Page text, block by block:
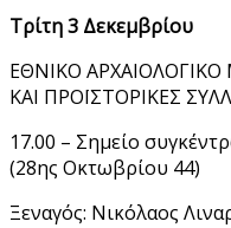
Τρίτη 3 Δεκεμβρίου
ΕΘΝΙΚΟ
ΚΑΙ ΠΡΟΪΣΤΟΡΙΚΕΣ
17.00 – Σημείο
(28ης Οκτωβρίου 44)
Ξεναγός: Νικόλαος